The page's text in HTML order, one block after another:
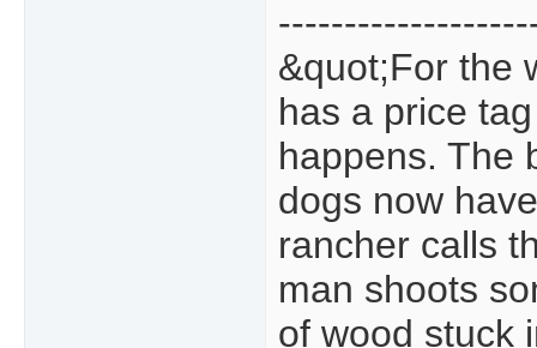
&quot;For the
has a price
happens. The
dogs now
rancher calls
man shoots
of wood stuck